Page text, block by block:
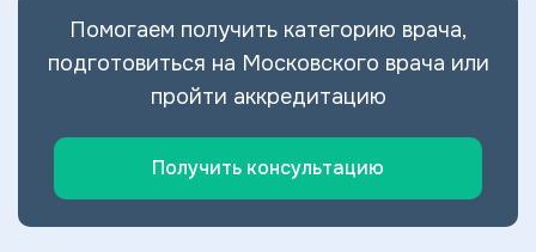
Помогаем получить категорию врача,
подготовиться на Московского врача или
пройти аккредитацию
Получить консультацию